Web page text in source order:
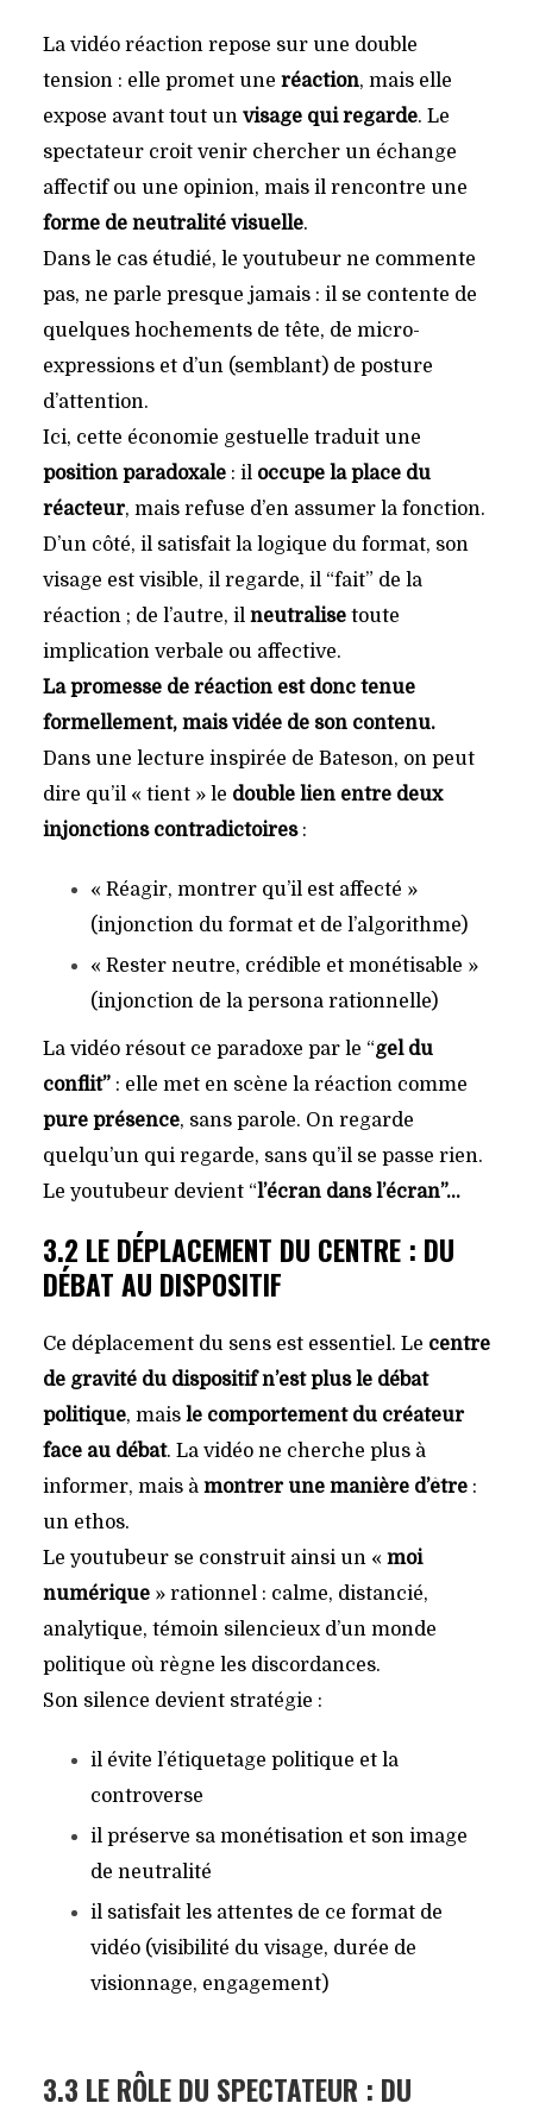
La vidéo réaction repose sur une double
tension : elle promet une réaction, mais elle
expose avant tout un visage qui regarde. Le
spectateur croit venir chercher un échange
affectif ou une opinion, mais il rencontre une
forme de neutralité visuelle.
Dans le cas étudié, le youtubeur ne commente
pas, ne parle presque jamais : il se contente de
quelques hochements de tête, de micro-
expressions et d’un (semblant) de posture
d’attention.
Ici, cette économie gestuelle traduit une
position paradoxale: il occupe la place du
réacteur, mais refuse d’en assumer la fonction.
D’un côté, il satisfait la logique du format, son
visage est visible, il regarde, il “fait” de la
réaction ; de l’autre, il neutralisetoute
implication verbale ou affective.
La promesse de réaction est donc tenue
formellement, mais vidée de son contenu.
Dans une lecture inspirée de Bateson, on peut
dire qu’il « tient » le double lien entre deux
injonctions contradictoires:
« Réagir, montrer qu’il est affecté »
(injonction du format et de l’algorithme)
« Rester neutre, crédible et monétisable »
(injonction de la persona rationnelle)
La vidéo résout ce paradoxe par le “gel du
conflit”: elle met en scène la réaction comme
pure présence, sans parole. On regarde
quelqu’un qui regarde, sans qu’il se passe rien.
Le youtubeur devient “l’écran dans l’écran”…
3.2 LE DÉPLACEMENT DU CENTRE : DU
DÉBAT AU DISPOSITIF
Ce déplacement du sens est essentiel. Le centre
de gravité du dispositif n’est plus le débat
politique, mais le comportement du créateur
face au débat. La vidéo ne cherche plus à
informer, mais à montrer une manière d’être:
un ethos.
Le youtubeur se construit ainsi un « moi
numérique» rationnel : calme, distancié,
analytique, témoin silencieux d’un monde
politique où règne les discordances.
Son silence devient stratégie :
il évite l’étiquetage politique et la
controverse
il préserve sa monétisation et son image
de neutralité
il satisfait les attentes de ce format de
vidéo (visibilité du visage, durée de
visionnage, engagement)
3.3 LE RÔLE DU SPECTATEUR : DU